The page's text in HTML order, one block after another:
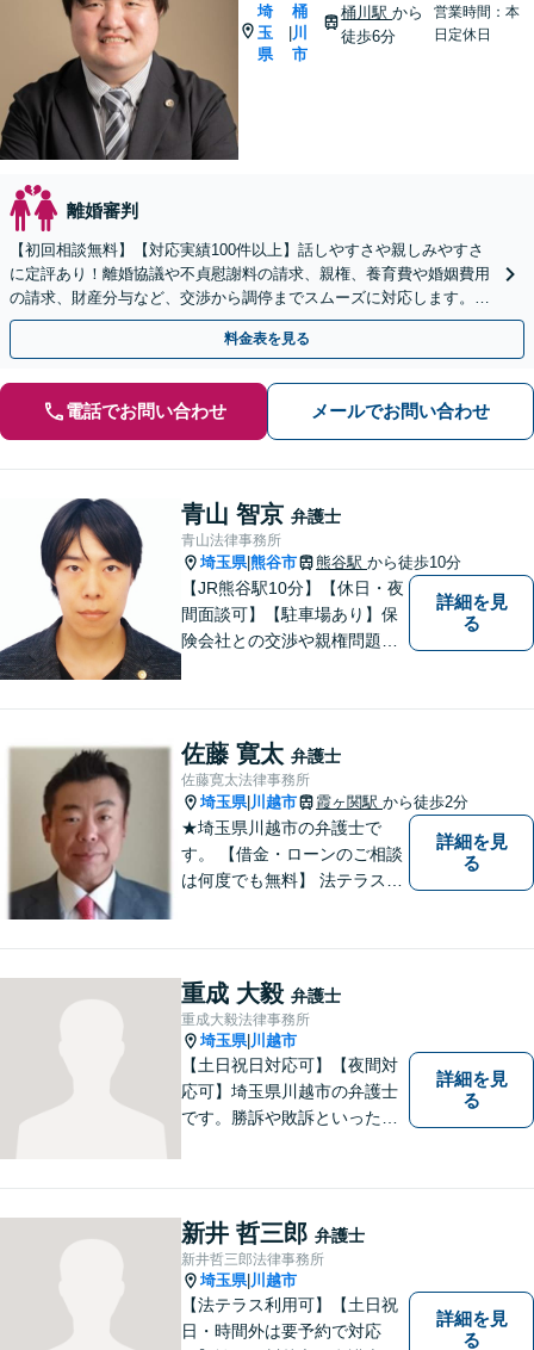
埼
玉
県
桶
川
市
桶川駅から
徒歩6分
営業時間：本
日定休日
離婚審判
【初回相談無料】【対応実績100件以上】話しやすさや親しみやすさ
に定評あり！離婚協議や不貞慰謝料の請求、親権、養育費や婚姻費用
の請求、財産分与など、交渉から調停までスムーズに対応します。
【桶川駅6分】【オンライン相談OK】【子連れ相談可】
料金表を見る
電話でお問い合わせ メールでお問い合わせ
青山 智京 弁護士
青山法律事務所
埼玉県|熊谷市 熊谷駅 から徒歩10分
【JR熊谷駅10分】【休日・夜
間面談可】【駐車場あり】保
険会社との交渉や親権問題、
が高い」と感じる方も、まず
はお気持ちをお聞かせくださ
い。
詳細を見
る
佐藤 寛太 弁護士
佐藤寛太法律事務所
埼玉県| 川越市 霞ヶ関駅 から徒歩2分
★埼玉県川越市の弁護士で
す。 【借金・ローンのご相談
は何度でも無料】 法テラス契
詳細を見
る
重成 大毅 弁護士
重成大毅法律事務所
埼玉県| 川越市
【土日祝日対応可】【夜間対
応可】埼玉県川越市の弁護士
です。勝訴や敗訴といった結
ます。ぜひ一度ご相談くださ
い。
詳細を見
る
新井 哲三郎 弁護士
新井哲三郎法律事務所
埼玉県| 川越市
【法テラス利用可】【土日祝
日・時間外は要予約で対応
詳細を見
る